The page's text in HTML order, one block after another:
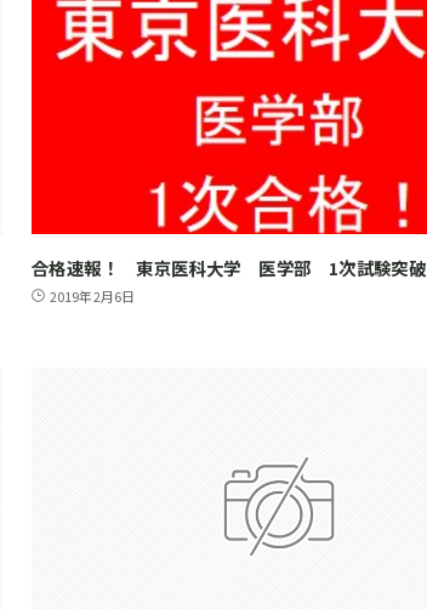
合格速報！ 東京医科大学 医学部 1次試験突破
2019年2月6日